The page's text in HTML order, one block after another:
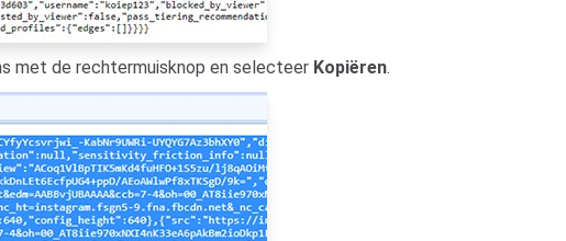
met de rechtermuisknop en selecteer Kopiëren.